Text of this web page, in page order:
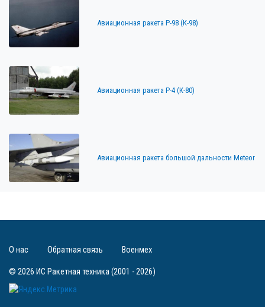
Авиационная ракета Р-98 (К-98)
Авиационная ракета Р-4 (К-80)
Авиационная ракета большой дальности Meteor
© 2026 ИС Ракетная техника (2001 - 2026)
О нас Обратная связь Военмех